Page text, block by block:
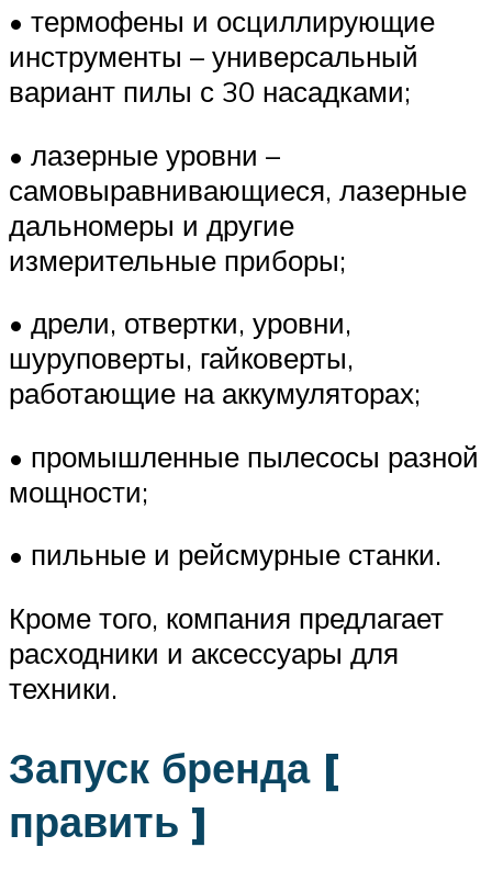
• термофены и осциллирующие
инструменты – универсальный
вариант пилы с 30 насадками;
• лазерные уровни –
самовыравнивающиеся, лазерные
дальномеры и другие
измерительные приборы;
• дрели, отвертки, уровни,
шуруповерты, гайковерты,
работающие на аккумуляторах;
• промышленные пылесосы разной
мощности;
• пильные и рейсмурные станки.
Кроме того, компания предлагает
расходники и аксессуары для
техники.
Запуск бренда [
править ]